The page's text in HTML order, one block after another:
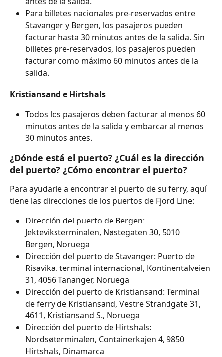
Para billetes nacionales pre-reservados entre
Stavanger y Bergen, los pasajeros pueden
facturar hasta 30 minutos antes de la salida. Sin
billetes pre-reservados, los pasajeros pueden
facturar como máximo 60 minutos antes de la
salida.
Kristiansand e Hirtshals
Todos los pasajeros deben facturar al menos 60
minutos antes de la salida y embarcar al menos
30 minutos antes.
¿Dónde está el puerto? ¿Cuál es la dirección
del puerto? ¿Cómo encontrar el puerto?
Para ayudarle a encontrar el puerto de su ferry, aquí
tiene las direcciones de los puertos de Fjord Line:
Dirección del puerto de Bergen:
Jekteviksterminalen, Nøstegaten 30, 5010
Bergen, Noruega
Dirección del puerto de Stavanger: Puerto de
Risavika, terminal internacional, Kontinentalveien
31, 4056 Tananger, Noruega
Dirección del puerto de Kristiansand: Terminal
de ferry de Kristiansand, Vestre Strandgate 31,
4611, Kristiansand S., Noruega
Dirección del puerto de Hirtshals:
Nordsøterminalen, Containerkajen 4, 9850
Hirtshals, Dinamarca